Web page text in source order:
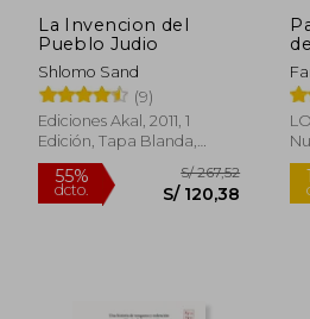
20%
dcto.
La Invencion del
Pueblo Judio
Shlomo Sand
(9)
Ediciones Akal, 2011, 1
Edición, Tapa Blanda,
Nuevo